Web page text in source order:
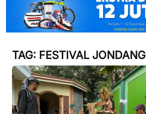
TAG: FESTIVAL JONDANG